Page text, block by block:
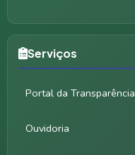
Serviços
Portal da Transparência
Ouvidoria